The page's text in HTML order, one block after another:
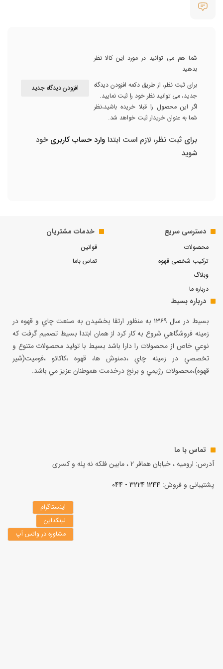
شما هم می توانید در مورد این کالا نظر
بدهید
برای ثبت نظر، از طریق دکمه افزودن دیدگاه
جدید، می توانید نظر خود را ثبت نمایید.
اگر این محصول را قبلا خریده باشید،نظر
شما به عنوان خریدار ثبت خواهد شد.
افزودن دیدگاه جدید
برای ثبت نظر، لازم است ابتدا وارد حساب کاربریخود
شوید
دسترسی سریع
محصولات
ترکیب شخصی قهوه
وبلاگ
درباره ما
خدمات مشتریان
قوانین
تماس باما
درباره بسیط
بسيط در سال ۱۳۶۹ به منظور ارتقا بخشيدن به صنعت چاي و قهوه در
زمينه فروشگاهي شروع به كار كرد از همان ابتدا بسيط تصميم گرفت كه
نوعي خاص از محصولات را دارا باشد بسيط با توليد محصولات متنوع و
تخصصي در زمينه چاي ،دمنوش ها، قهوه ،كاكائو ،فوميت(شير
قهوه)،محصولات رژيمي و برنج درخدمت هموطنان عزيز مي باشد.
تماس با ما
آدرس: ارومیه ، خیابان همافر 2 ، مابين فلكه نه پله و کسری
پشتیبانی و فروش: 1244 3224 - 044
اینستاگرام
لینکداین
مشاوره در واتس آپ